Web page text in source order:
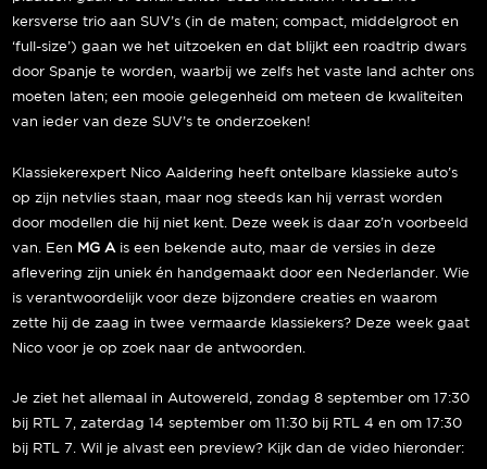
kersverse trio aan SUV’s (in de maten; compact, middelgroot en
‘full-size’) gaan we het uitzoeken en dat blijkt een roadtrip dwars
door Spanje te worden, waarbij we zelfs het vaste land achter ons
moeten laten; een mooie gelegenheid om meteen de kwaliteiten
van ieder van deze SUV’s te onderzoeken!
Klassiekerexpert Nico Aaldering heeft ontelbare klassieke auto’s
op zijn netvlies staan, maar nog steeds kan hij verrast worden
door modellen die hij niet kent. Deze week is daar zo’n voorbeeld
van. Een MG A is een bekende auto, maar de versies in deze
aflevering zijn uniek én handgemaakt door een Nederlander. Wie
is verantwoordelijk voor deze bijzondere creaties en waarom
zette hij de zaag in twee vermaarde klassiekers? Deze week gaat
Nico voor je op zoek naar de antwoorden.
Je ziet het allemaal in Autowereld, zondag 8 september om 17:30
bij RTL 7, zaterdag 14 september om 11:30 bij RTL 4 en om 17:30
bij RTL 7. Wil je alvast een preview? Kijk dan de video hieronder: